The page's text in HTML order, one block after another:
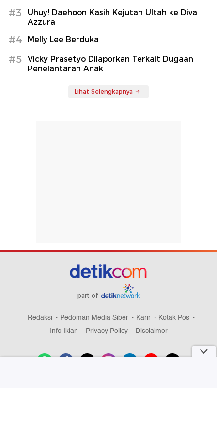
#3
Uhuy! Daehoon Kasih Kejutan Ultah ke Diva
Azzura
#4 Melly Lee Berduka
#5
Vicky Prasetyo Dilaporkan Terkait Dugaan
Penelantaran Anak
Lihat Selengkapnya
part of
Redaksi Pedoman Media Siber Karir
Kotak Pos
Info Iklan
Privacy Policy Disclaimer